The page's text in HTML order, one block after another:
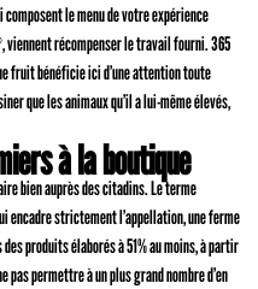
le menu de votre expérience
, viennent récompenser le travail fourni. 365
fruit bénéficie ici d’une attention toute
que les animaux qu’il a lui-même élevés,
à la boutique
bien auprès des citadins. Le terme
encadre strictement l’appellation, une ferme
produits élaborés à 51% au moins, à partir
pas permettre à un plus grand nombre d’en